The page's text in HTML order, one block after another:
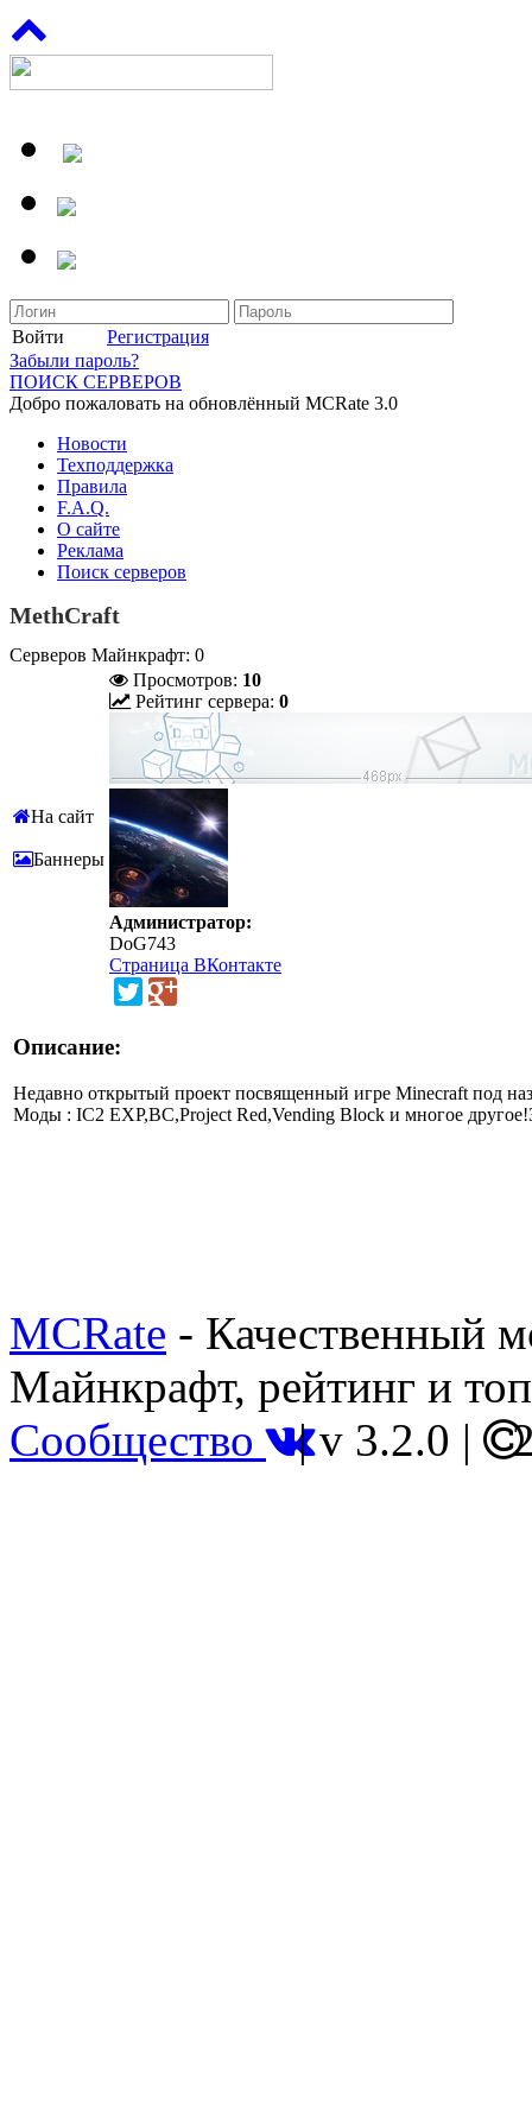
Войти
Регистрация
Забыли пароль?
ПОИСК СЕРВЕРОВ
Добро пожаловать на обновлённый MCRate 3.0
Новости
Техподдержка
Правила
F.A.Q.
О сайте
Реклама
Поиск серверов
MethCraft
Серверов Майнкрафт: 0
На сайт
Баннеры
Просмотров: 10
Рейтинг сервера: 0
Администратор:
DoG743
Страница ВКонтакте
Описание:
Недавно открытый проект посвященный игре Minecraft под
Моды : IC2 EXP,BC,Project Red,Vending Block и многое
MCRate - Качественный
Майнкрафт, рейтинг и
Сообщество |v 3.2.0 |